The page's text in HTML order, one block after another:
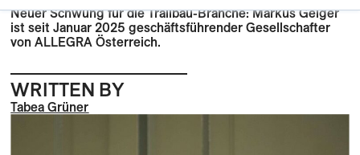
Neuer Schwung für die Trailbau-Branche: Markus Geiger
ist seit Januar 2025 geschäftsführender Gesellschafter
von ALLEGRA Österreich.
WRITTEN BY
Tabea Grüner